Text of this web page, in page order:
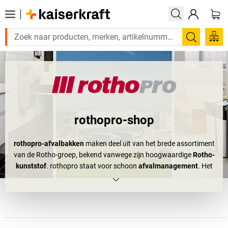
Zoeken
rothopro-shop
rothopro-afvalbakkenmaken deel uit van het brede assortiment
van de Rotho-groep, bekend vanwege zijn hoogwaardigeRotho-
kunststof. rothopro staat voor schoon afvalmanagement. Het
bedrijf ontwikkelt, produceert en verkoopt innovatieve